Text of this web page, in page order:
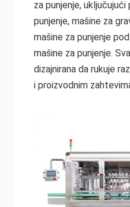
za punjenje,
punjenje, mašine za
mašine za punjenje
mašine za punjenje.
dizajnirana da rukuje
i proizvodnim